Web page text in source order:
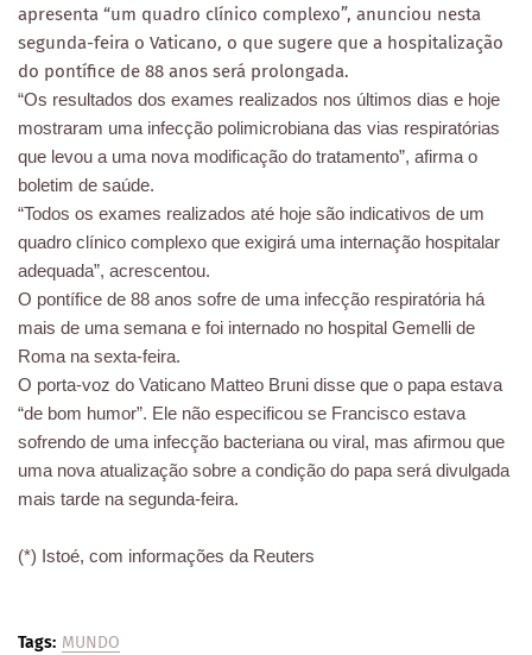
apresenta “um quadro clínico complexo”, anunciou nesta
segunda-feira o Vaticano, o que sugere que a hospitalização
do pontífice de 88 anos será prolongada.
“Os resultados dos exames realizados nos últimos dias e hoje
mostraram uma infecção polimicrobiana das vias respiratórias
que levou a uma nova modificação do tratamento”, afirma o
boletim de saúde.
“Todos os exames realizados até hoje são indicativos de um
quadro clínico complexo que exigirá uma internação hospitalar
adequada”, acrescentou.
O pontífice de 88 anos sofre de uma infecção respiratória há
mais de uma semana e foi internado no hospital Gemelli de
Roma na sexta-feira.
O porta-voz do Vaticano Matteo Bruni disse que o papa estava
“de bom humor”. Ele não especificou se Francisco estava
sofrendo de uma infecção bacteriana ou viral, mas afirmou que
uma nova atualização sobre a condição do papa será divulgada
mais tarde na segunda-feira.
(*) Istoé, com informações da Reuters
Tags: MUNDO